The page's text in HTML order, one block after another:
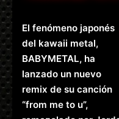
El fenómeno japonés
del kawaii metal,
BABYMETAL, ha
lanzado un nuevo
remix de su canción
“from me to u”,